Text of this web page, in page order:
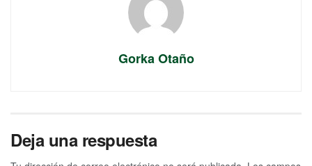
Gorka Otaño
Deja una respuesta